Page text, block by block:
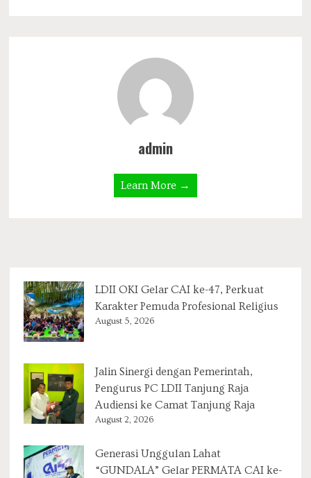
admin
Learn More →
LDII OKI Gelar CAI ke-47, Perkuat
Karakter Pemuda Profesional Religius
August 5, 2026
Jalin Sinergi dengan Pemerintah,
Pengurus PC LDII Tanjung Raja
Audiensi ke Camat Tanjung Raja
August 2, 2026
Generasi Unggulan Lahat
“GUNDALA” Gelar PERMATA CAI ke-